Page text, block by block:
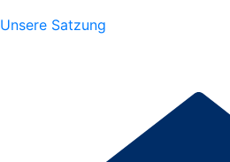
Unsere Satzung